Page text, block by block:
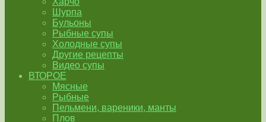
Шурпа
Бульоны
Рыбные супы
Холодные супы
Другие рецепты
Видео супы
ВТОРОЕ
Мясные
Рыбные
Пельмени, вареники, манты
Плов